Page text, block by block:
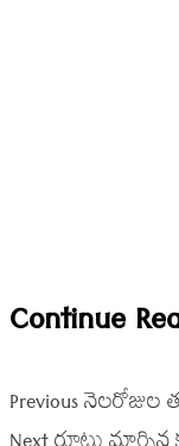
Continue
Previousనెలరోజుల